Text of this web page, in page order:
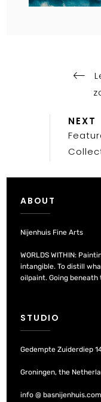
navigation
Next
Post
NEXT
ABOUT
Nijenhuis Fine Arts
WORLDS WITHIN:
intangible. To distill
oilpaint. Going
STUDIO
Gedempte Zuiderdiep
Groningen, the
info @ basnijenhuis.com